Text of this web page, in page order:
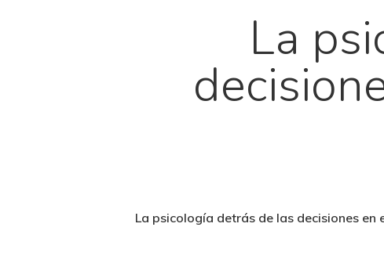
La
La psicología detrás de las decisiones en